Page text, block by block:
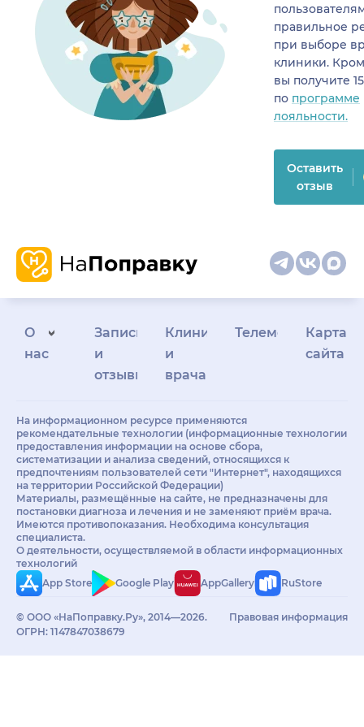
правильное
при выборе
клиники.
вы получите
по программе
лояльности.
Оставить
отзыв
О
нас
Запись
и
отзывы
Клиникам
и
врачам
Телемедицина
Карта
сайта
На информационном ресурсе применяются
рекомендательные технологии (информационные технологии
предоставления информации на основе сбора,
систематизации и анализа сведений, относящихся к
предпочтениям пользователей сети "Интернет", находящихся
на территории Российской Федерации)
Материалы, размещённые на сайте, не предназначены для
постановки диагноза и лечения и не заменяют приём врача.
Имеются противопоказания. Необходима консультация
специалиста.
О деятельности, осуществляемой в области информационных
технологий
App Store
Google Play AppGallery RuStore
© ООО «НаПоправку.Ру», 2014—2026.
ОГРН: 1147847038679
Правовая информация